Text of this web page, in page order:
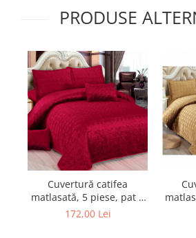
PRODUSE
Cuvertură catifea
matlasată, 5 piese, pat 2
persoane, 220x240 cm,
172,00 Lei